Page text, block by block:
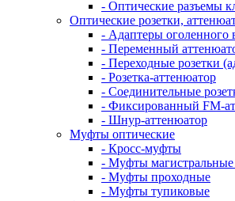
- Оптические разъемы
Оптические розетки,
- Адаптеры оголенного
- Переменный
- Переходные розетки
- Розетка-аттенюатор
- Соединительные
- Фиксированный FM-
- Шнур-аттенюатор
Муфты оптические
- Кросс-муфты
- Муфты
- Муфты проходные
- Муфты тупиковые